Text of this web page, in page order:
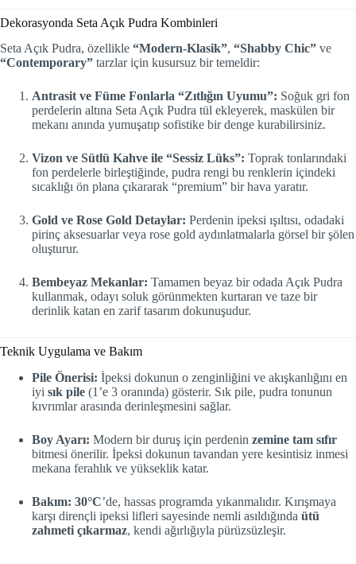
Dekorasyonda Seta Açık Pudra Kombinleri
Seta Açık Pudra, özellikle “Modern-Klasik”, “Shabby Chic” ve
“Contemporary” tarzlar için kusursuz bir temeldir:
Antrasit ve Füme Fonlarla “Zıtlığın Uyumu”: Soğuk gri fon
perdelerin altına Seta Açık Pudra tül ekleyerek, maskülen bir
mekanı anında yumuşatıp sofistike bir denge kurabilirsiniz.
Vizon ve Sütlü Kahve ile “Sessiz Lüks”: Toprak tonlarındaki
fon perdelerle birleştiğinde, pudra rengi bu renklerin içindeki
sıcaklığı ön plana çıkararak “premium” bir hava yaratır.
Gold ve Rose Gold Detaylar: Perdenin ipeksi ışıltısı, odadaki
pirinç aksesuarlar veya rose gold aydınlatmalarla görsel bir şölen
oluşturur.
Bembeyaz Mekanlar: Tamamen beyaz bir odada Açık Pudra
kullanmak, odayı soluk görünmekten kurtaran ve taze bir
derinlik katan en zarif tasarım dokunuşudur.
Teknik Uygulama ve Bakım
Pile Önerisi: İpeksi dokunun o zenginliğini ve akışkanlığını en
iyi sık pile (1’e 3 oranında) gösterir. Sık pile, pudra tonunun
kıvrımlar arasında derinleşmesini sağlar.
Boy Ayarı: Modern bir duruş için perdenin zemine tam sıfır
bitmesi önerilir. İpeksi dokunun tavandan yere kesintisiz inmesi
mekana ferahlık ve yükseklik katar.
Bakım: 30°C’de, hassas programda yıkanmalıdır. Kırışmaya
karşı dirençli ipeksi lifleri sayesinde nemli asıldığında ütü
zahmeti çıkarmaz, kendi ağırlığıyla pürüzsüzleşir.